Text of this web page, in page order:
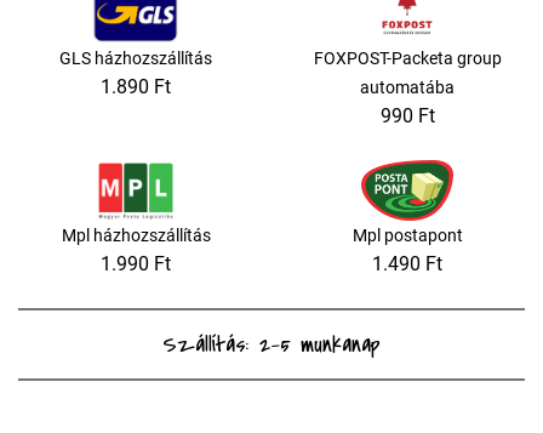
GLS házhozszállítás
1.890 Ft
FOXPOST-Packeta group
automatába
990 Ft
Mpl házhozszállítás
1.990 Ft
Mpl postapont
1.490 Ft
Szállítás: 2-5 munkanap